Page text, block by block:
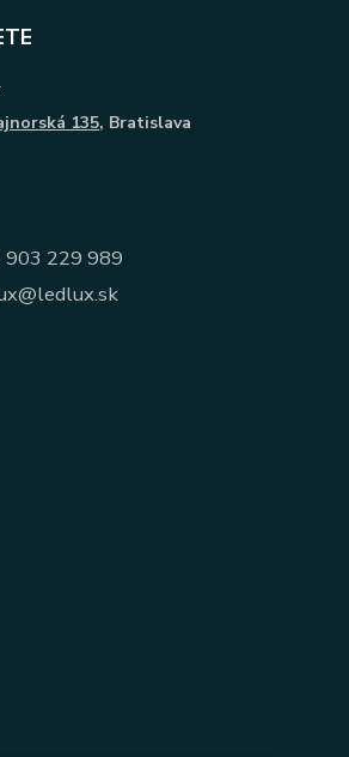
135, Bratislava
903 229 989